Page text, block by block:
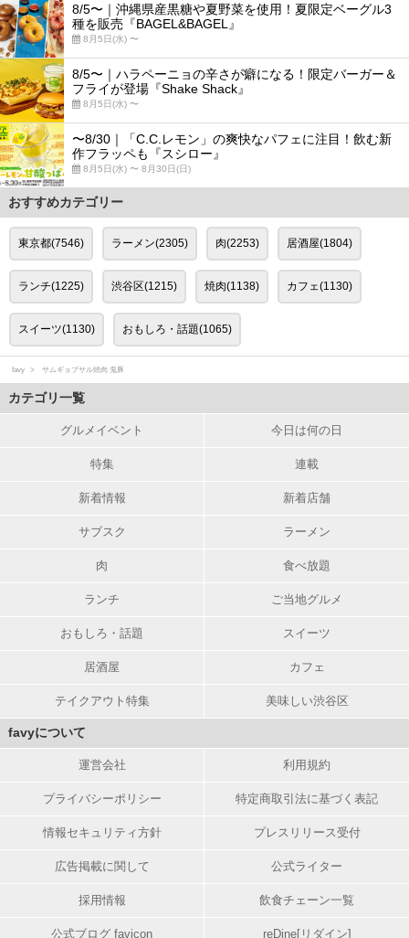
8/5〜｜沖縄県産黒糖や夏野菜を使用！夏限定ベーグル3
種を販売『BAGEL&BAGEL』
8月5日(水) 〜
8/5〜｜ハラペーニョの辛さが癖になる！限定バーガー＆
フライが登場『Shake Shack』
8月5日(水) 〜
〜8/30｜「C.C.レモン」の爽快なパフェに注目！飲む新
作フラッペも『スシロー』
8月5日(水) 〜 8月30日(日)
おすすめカテゴリー
東京都(7546) ラーメン(2305) 肉(2253) 居酒屋(1804)
ランチ(1225) 渋谷区(1215) 焼肉(1138) カフェ(1130)
スイーツ(1130) おもしろ・話題(1065)
favy サムギョプサル焼肉 鬼豚
カテゴリ一覧
グルメイベント 今日は何の日
特集 連載
新着情報 新着店舗
サブスク ラーメン
肉 食べ放題
ランチ ご当地グルメ
おもしろ・話題 スイーツ
居酒屋 カフェ
テイクアウト特集 美味しい渋谷区
favyについて
運営会社 利用規約
プライバシーポリシー 特定商取引法に基づく表記
情報セキュリティ方針 プレスリリース受付
広告掲載に関して 公式ライター
採用情報 飲食チェーン一覧
公式ブログ favicon reDine[リダイン]